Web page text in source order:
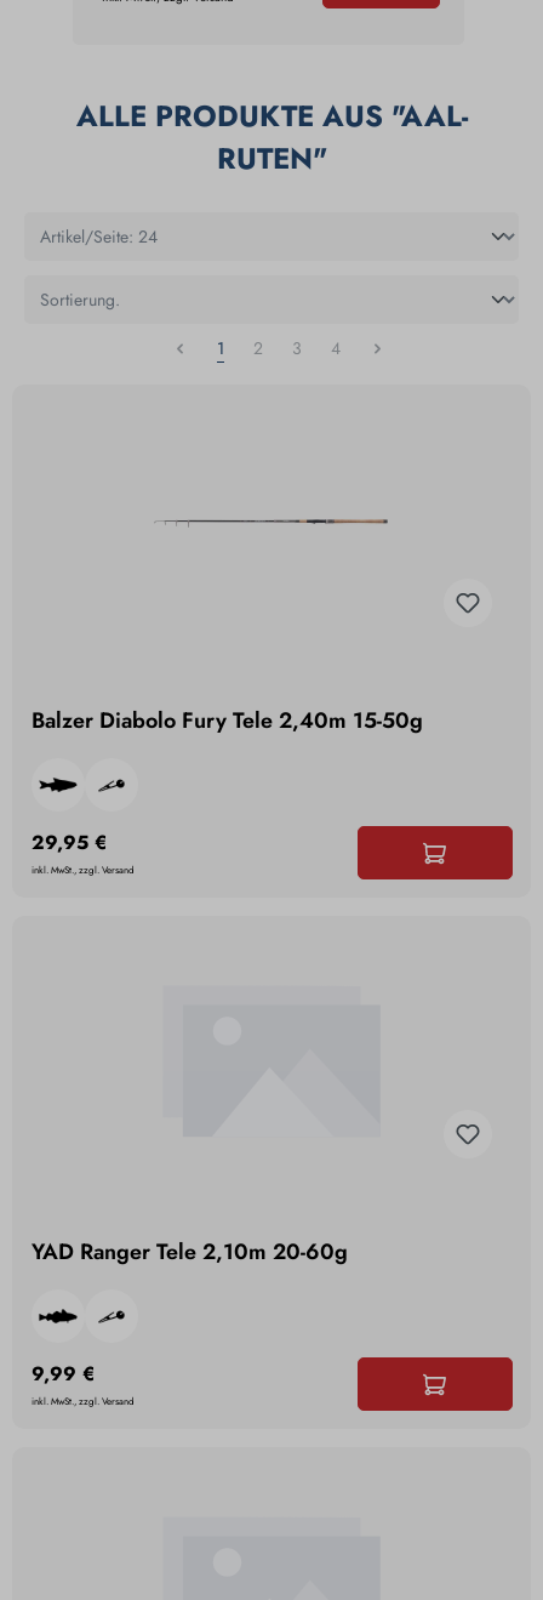
ALLE PRODUKTE AUS "AAL-
RUTEN"
1 2 3 4
Balzer Diabolo Fury Tele 2,40m 15-50g
29,95 €
inkl. MwSt., zzgl. Versand
YAD Ranger Tele 2,10m 20-60g
9,99 €
inkl. MwSt., zzgl. Versand